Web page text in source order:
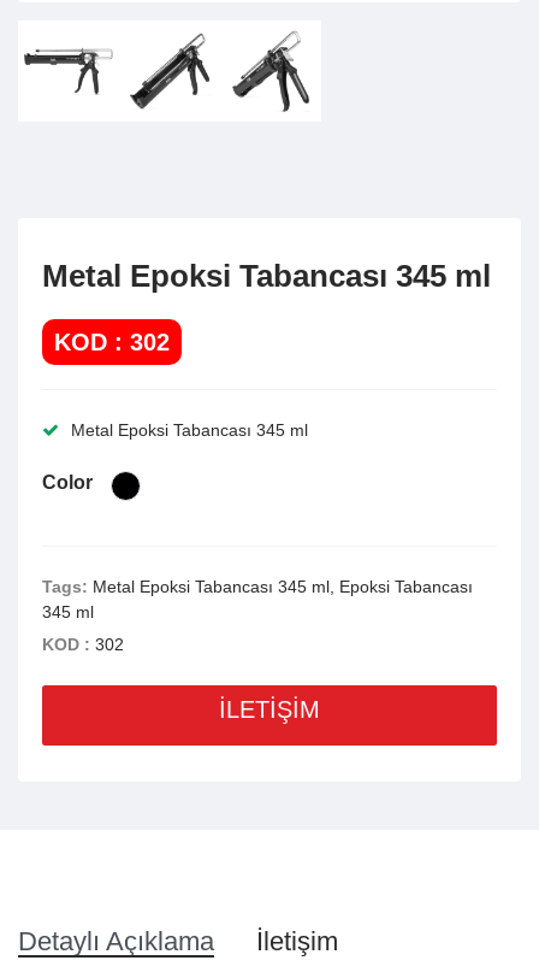
Metal Epoksi Tabancası 345 ml
KOD : 302
Metal Epoksi Tabancası 345 ml
Color
Tags: Metal Epoksi Tabancası 345 ml, Epoksi Tabancası
345 ml
KOD : 302
İLETİŞİM
Detaylı Açıklama İletişim